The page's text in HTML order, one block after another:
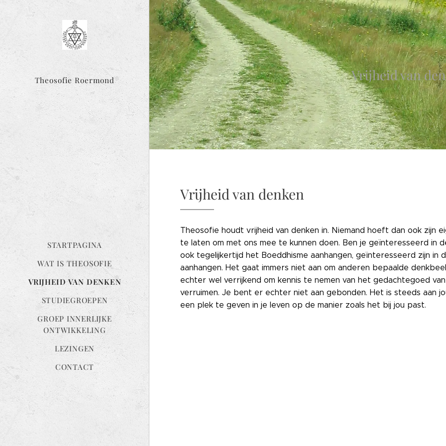
Theosofie Roermond
STARTPAGINA
WAT IS THEOSOFIE
VRIJHEID VAN DENKEN
STUDIEGROEPEN
GROEP INNERLIJKE
ONTWIKKELING
LEZINGEN
CONTACT
Vrijheid van
Vrijheid van denken
Theosofie houdt vrijheid van denken in. Niemand hoeft dan ook zijn
te laten om met ons mee te kunnen doen. Ben je geïnteresseerd in
ook tegelijkertijd het Boeddhisme aanhangen, geïnteresseerd zijn in
aanhangen. Het gaat immers niet aan om anderen bepaalde
echter wel verrijkend om kennis te nemen van het gedachtegoed
verruimen. Je bent er echter niet aan gebonden. Het is steeds aan
een plek te geven in je leven op de manier zoals het bij jou past.